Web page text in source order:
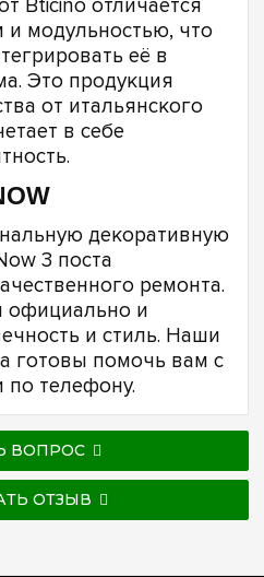
Bticino отличается
модульностью, что
её в
Это продукция
от итальянского
в себе
декоративную
3 поста
ремонта.
официально и
и стиль. Наши
готовы помочь вам с
телефону.
ВОПРОС
ОТЗЫВ